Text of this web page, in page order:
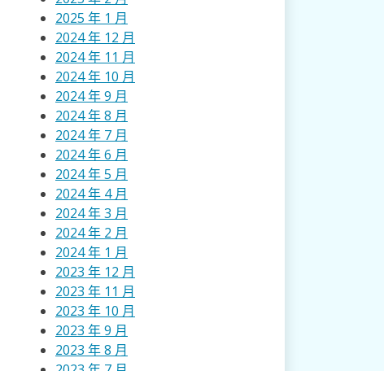
2025 年 1 月
2024 年 12 月
2024 年 11 月
2024 年 10 月
2024 年 9 月
2024 年 8 月
2024 年 7 月
2024 年 6 月
2024 年 5 月
2024 年 4 月
2024 年 3 月
2024 年 2 月
2024 年 1 月
2023 年 12 月
2023 年 11 月
2023 年 10 月
2023 年 9 月
2023 年 8 月